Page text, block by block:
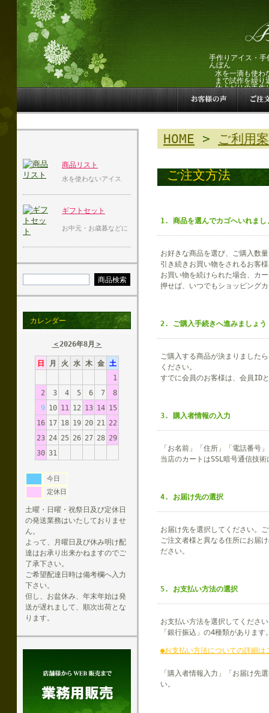
手作りアイス・
んぼん
水を一滴も使わ
まで試作を繰り
仕上がりの手作
商品リスト
水を使わないアイス
ギフトセット
お中元・お歳暮などに
カレンダー
＜2026年8月 ＞
日 月 火 水 木 金
土
1
2
3 4 5 6 7
8
9 10 11 12 13 14 15
16 17 18 19 20 21 22
23 24 25 26 27 28 29
30 31
今日
定休日
土曜・日曜・祝祭日及び定休日
の発送業務はいたしておりませ
ん。
よって、月曜日及び休み明け配
達はお承り出来かねますのでご
了承下さい。
ご希望配達日時は備考欄へ入力
下さい。
但し、お盆休み、年末年始は発
送が遅れまして、順次出荷とな
ります。
HOME > ご利用
ご注文方法
1. 商品を選んでカゴへいれまし
お好きな商品を選び、ご購入数
引き続きお買い物をされるお客
お買い物を続けられた場合、カ
押せば、いつでもショッピング
2. ご購入手続きへ進みましょう
ご購入する商品が決まりました
ください。
すでに会員のお客様は、会員ID
3. 購入者情報の入力
「お名前」「住所」「電話番号
当店のカートはSSL暗号通信技
4. お届け先の選択
お届け先を選択してください。
ご注文者様と異なる住所にお届
ださい。
5. お支払い方法の選択
お支払い方法を選択してくださ
「銀行振込」の4種類がありま
●お支払い方法についての詳細は
「購入者情報入力」「お届け先
い。